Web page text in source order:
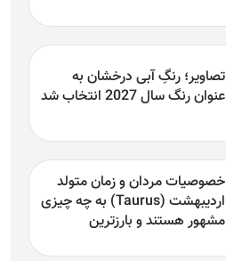
تصاویر؛ رنگِ آبی درخشان به
عنوان رنگ سال 2027 انتخاب شد
خصوصیات مردان و زمان متولد
اردیبهشت (Taurus) به چه چیزی
مشهور هستند و بارزترین